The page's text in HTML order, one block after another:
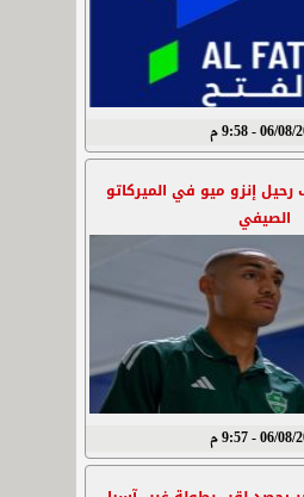
- 9:58 م
إنزو ميو في الميركاتو
الصيفي
- 9:57 م